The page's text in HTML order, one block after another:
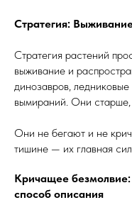
Стратегия:
Стратегия растений
выживание и
динозавров,
вымираний. Они
Они не бегают и не
тишине — их главная
Кричащее
способ описания